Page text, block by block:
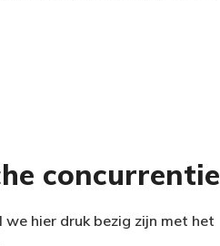
concurrentie
hier druk bezig zijn met het